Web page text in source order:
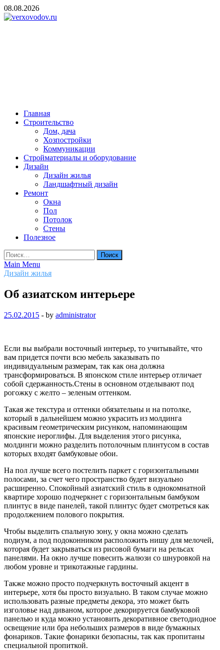
Skip
to
08.08.2026
Главная
Строительство
Дом, дача
Хозпостройки
Коммуникации
Стройматериалы и оборудование
Дизайн
Дизайн жилья
Ландшафтный дизайн
Ремонт
Окна
Пол
Потолок
Стены
Полезное
Найти:
Main Menu
Дизайн жилья
Об азиатском интерьере
25.02.2015 - by administrator
Если вы выбрали восточный интерьер, то учитывайте, что
вам придется почти всю мебель заказывать по
индивидуальным размерам, так как она должна
трансформироваться. В японском стиле интерьер отличает
собой сдержанность.Стены в основном отделывают под
рогожку с желто – зеленым оттенком.
Такая же текстура и оттенки обязательны и на потолке,
который в дальнейшем можно украсить из молдинга
красивым геометрическим рисунком, напоминающим
японские иероглифы. Для выделения этого рисунка,
молдинги можно разделить потолочным плинтусом в состав
которых входят бамбуковые обои.
На пол лучше всего постелить паркет с горизонтальными
полосами, за счет чего пространство будет визуально
расширенно. Спокойный азиатский стиль в однокомнатной
квартире хорошо подчеркнет с горизонтальным бамбуком
плинтус в виде панелей, такой плинтус будет смотреться как
продолжением полового покрытия.
Чтобы выделить спальную зону, у окна можно сделать
подиум, а под подоконником расположить нишу для мелочей,
которая будет закрываться из рисовой бумаги на рельсах
панелями. На окно лучше повесить жалюзи со шнуровкой на
любом уровне и трикотажные гардины.
Также можно просто подчеркнуть восточный акцент в
интерьере, хотя бы просто визуально. В таком случае можно
использовать разные предметы декора, это может быть
изголовье над диваном, которое декорируется бамбуковой
панелью и куда можно установить декоративное светодиодное
освещение или бра небольших размеров в виде бумажных
фонариков. Такие фонарики безопасны, так как пропитаны
специальной пропиткой.